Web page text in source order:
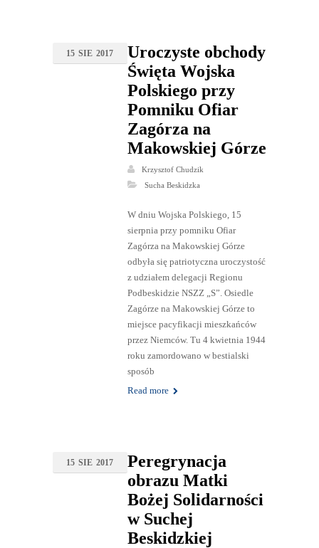
15 SIE 2017
Uroczyste obchody
Święta Wojska
Polskiego przy
Pomniku Ofiar
Zagórza na
Makowskiej Górze
Krzysztof Chudzik
Sucha Beskidzka
W dniu Wojska Polskiego, 15
sierpnia przy pomniku Ofiar
Zagórza na Makowskiej Górze
odbyła się patriotyczna uroczystość
z udziałem delegacji Regionu
Podbeskidzie NSZZ „S”. Osiedle
Zagórze na Makowskiej Górze to
miejsce pacyfikacji mieszkańców
przez Niemców. Tu 4 kwietnia 1944
roku zamordowano w bestialski
sposób
Read more
15 SIE 2017
Peregrynacja
obrazu Matki
Bożej Solidarności
w Suchej
Beskidzkiej